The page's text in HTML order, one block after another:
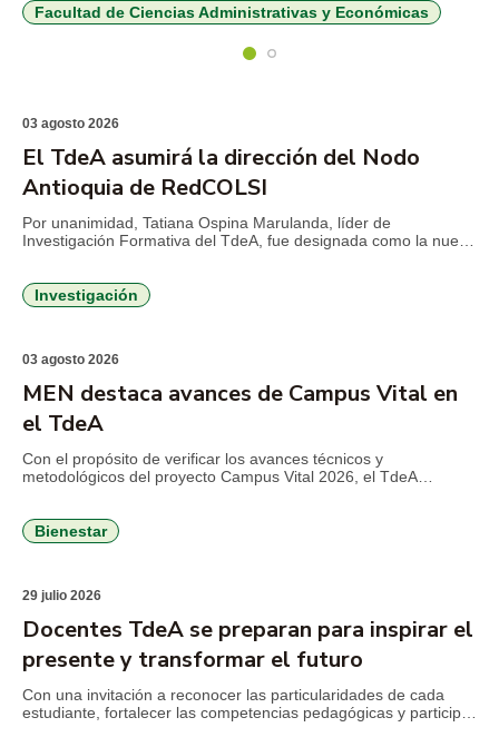
con los resultados de la Convocatoria 977 de […]
Facultad de Ciencias Administrativas y Económicas
03 agosto 2026
El TdeA asumirá la dirección del Nodo
Antioquia de RedCOLSI
Por unanimidad, Tatiana Ospina Marulanda, líder de
Investigación Formativa del TdeA, fue designada como la nueva
2026-2029. Esta es la primera vez que un profesional de la
Institución Universitaria asume la máxima coordinación
Investigación
03 agosto 2026
MEN destaca avances de Campus Vital en
el TdeA
Con el propósito de verificar los avances técnicos y
metodológicos del proyecto Campus Vital 2026, el TdeA
seguimiento al convenio que busca fortalecer la permanencia
estudiantil y consolidar estrategias de bienestar con enfoque
Bienestar
29 julio 2026
Docentes TdeA se preparan para inspirar el
presente y transformar el futuro
Con una invitación a reconocer las particularidades de cada
estudiante, fortalecer las competencias pedagógicas y participar